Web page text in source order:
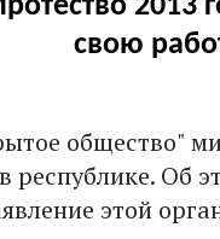
2013
свою
общество"
республике. Об
этой